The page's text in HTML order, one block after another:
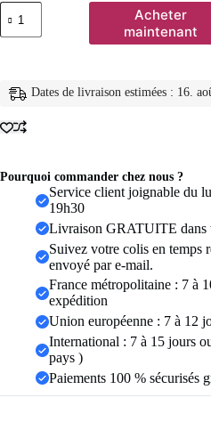
quantité
de
Bagues
316L
femmes,
anneau
géométrique
multicouche,
Vintage,
étanche,
esthétiques
cadeau
Acheter
maintenant
Dates de livraison estimées : 16.
Pourquoi commander chez nous ?
Service client joignable du
19h30
Livraison GRATUITE dans
Suivez votre colis en temps
envoyé par e-mail.
France métropolitaine : 7 à
expédition
Union européenne : 7 à 12
International : 7 à 15 jours
pays )
Paiements 100 % sécurisés